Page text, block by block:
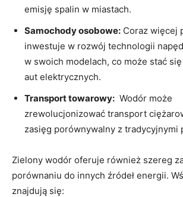
emisję spalin w miastach.
Samochody osobowe: Coraz ​więcej
inwestuje w rozwój⁢ technologii
w swoich modelach, co może stać‌
aut ⁤elektrycznych.
Transport towarowy: ⁣ Wodór może
zrewolucjonizować transport
zasięg⁣ porównywalny z tradycyjnymi
Zielony wodór oferuje również⁣ szereg
porównaniu do ⁤innych źródeł energii.
znajdują się: